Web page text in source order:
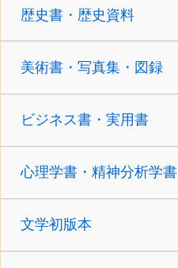
歴史書・歴史資料
美術書・写真集・図録
ビジネス書・実用書
心理学書・精神分析学書
文学初版本